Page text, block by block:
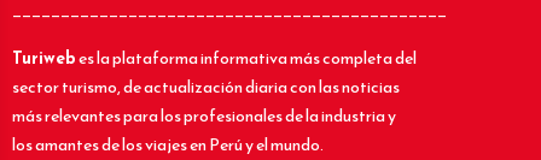
_____________________________________________
Turiwebes la plataforma informativa más completa del
sector turismo, de actualización diaria con las noticias
más relevantes para los profesionales de la industria y
los amantes de los viajes en Perú y el mundo.